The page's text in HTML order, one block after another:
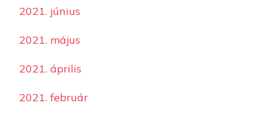
2021. június
2021. május
2021. április
2021. február